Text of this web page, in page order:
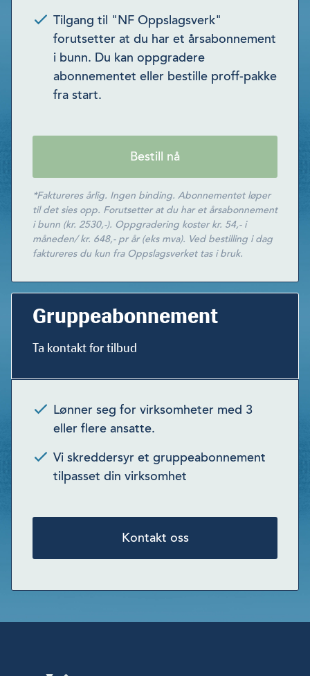
Tilgang til "NF Oppslagsverk"
forutsetter at du har et årsabonnement
i bunn. Du kan oppgradere
abonnementet eller bestille proff-pakke
fra start.
Bestill nå
*Faktureres årlig. Ingen binding. Abonnementet løper
til det sies opp. Forutsetter at du har et årsabonnement
i bunn (kr. 2530,-). Oppgradering koster kr. 54,- i
måneden/ kr. 648,- pr år (eks mva). Ved bestilling i dag
faktureres du kun fra Oppslagsverket tas i bruk.
Gruppeabonnement
Ta kontakt for tilbud
Lønner seg for virksomheter med 3
eller flere ansatte.
Vi skreddersyr et gruppeabonnement
tilpasset din virksomhet
Kontakt oss